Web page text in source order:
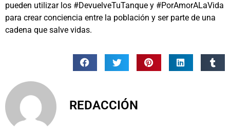
pueden utilizar los #DevuelveTuTanque y #PorAmorALaVida
para crear conciencia entre la población y ser parte de una
cadena que salve vidas.
REDACCIÓN